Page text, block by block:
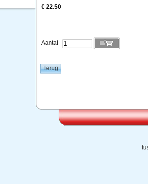
€ 22.50
Aantal